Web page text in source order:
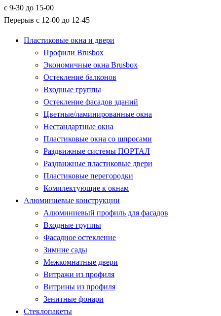
с 9-30 до 15-00
Перерыв с 12-00 до 12-45
Пластиковые окна и двери
Профили Brusbox
Экономичные окна Brusbox
Остекление балконов
Входные группы
Остекление фасадов зданий
Цветные/ламинированные окна
Нестандартные окна
Пластиковые окна со шпросами
Раздвижные системы ПОРТАЛ
Раздвижные пластиковые двери
Пластиковые перегородки
Комплектующие к окнам
Алюминиевые конструкции
Алюминиевый профиль для фасадов
Входные группы
Фасадное остекление
Зимние сады
Межкомнатные двери
Витражи из профиля
Витрины из профиля
Зенитные фонари
Стеклопакеты